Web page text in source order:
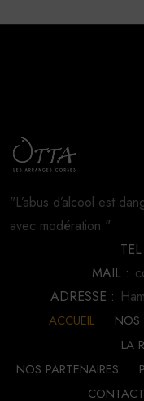
"L’abus d’alcool est
avec modération."
MAIL :
ADRESSE :
ACCUEIL NOS
LA
NOS PARTENAIRES
CONTACT